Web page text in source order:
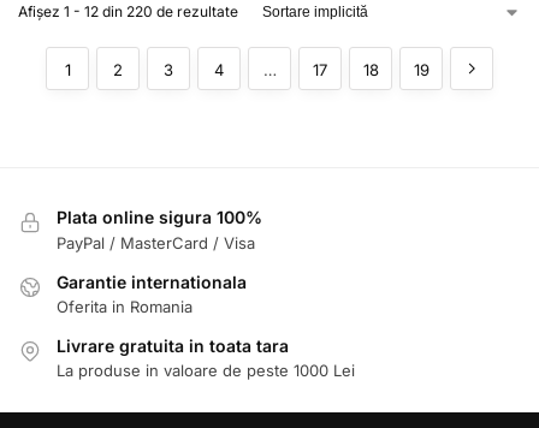
Afișez 1 - 12 din 220 de rezultate
1 2 3 4 … 17 18 19
Plata online sigura 100%
PayPal / MasterCard / Visa
Garantie internationala
Oferita in Romania
Livrare gratuita in toata tara
La produse in valoare de peste 1000 Lei